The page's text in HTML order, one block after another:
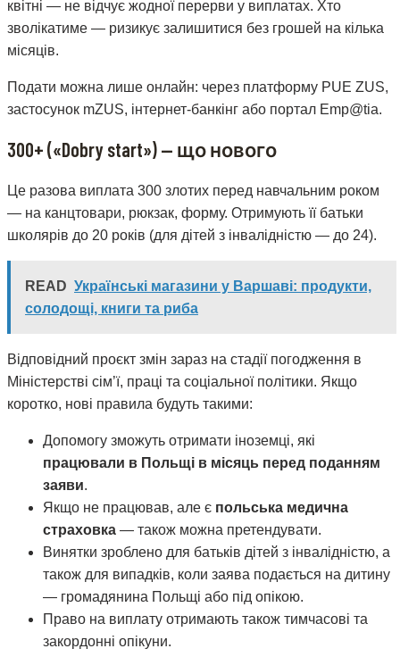
квітні — не відчує жодної перерви у виплатах. Хто
зволікатиме — ризикує залишитися без грошей на кілька
місяців.
Подати можна лише онлайн: через платформу PUE ZUS,
застосунок mZUS, інтернет-банкінг або портал Emp@tia.
300+ («Dobry start») — що нового
Це разова виплата 300 злотих перед навчальним роком
— на канцтовари, рюкзак, форму. Отримують її батьки
школярів до 20 років (для дітей з інвалідністю — до 24).
READ Українські магазини у Варшаві: продукти,
солодощі, книги та риба
Відповідний проєкт змін зараз на стадії погодження в
Міністерстві сім’ї, праці та соціальної політики. Якщо
коротко, нові правила будуть такими:
Допомогу зможуть отримати іноземці, які
працювали в Польщі в місяць перед поданням
заяви.
Якщо не працював, але є польська медична
страховка — також можна претендувати.
Винятки зроблено для батьків дітей з інвалідністю, а
також для випадків, коли заява подається на дитину
— громадянина Польщі або під опікою.
Право на виплату отримають також тимчасові та
закордонні опікуни.